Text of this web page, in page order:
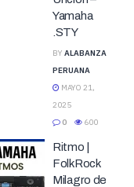
Yamaha
.STY
BY ALABANZA
PERUANA
MAYO 21,
2025
0
600
Ritmo |
FolkRock
Milagro de